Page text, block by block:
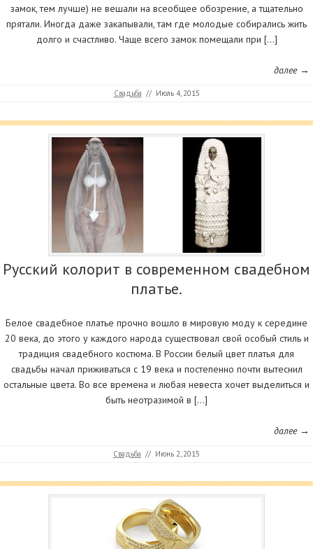
замок, тем лучше) не вешали на всеобщее обозрение, а тщательно
прятали. Иногда даже закапывали, там где молодые собирались жить
долго и счастливо. Чаще всего замок помещали при […]
далее →
Свадьба // Июль 4, 2015
Русский колорит в современном свадебном
платье.
Белое свадебное платье прочно вошло в мировую моду к середине
20 века, до этого у каждого народа существовал свой особый стиль и
традиция свадебного костюма. В России белый цвет платья для
свадьбы начал приживаться с 19 века и постепенно почти вытеснил
остальные цвета. Во все времена и любая невеста хочет выделиться и
быть неотразимой в […]
далее →
Свадьба // Июнь 2, 2015